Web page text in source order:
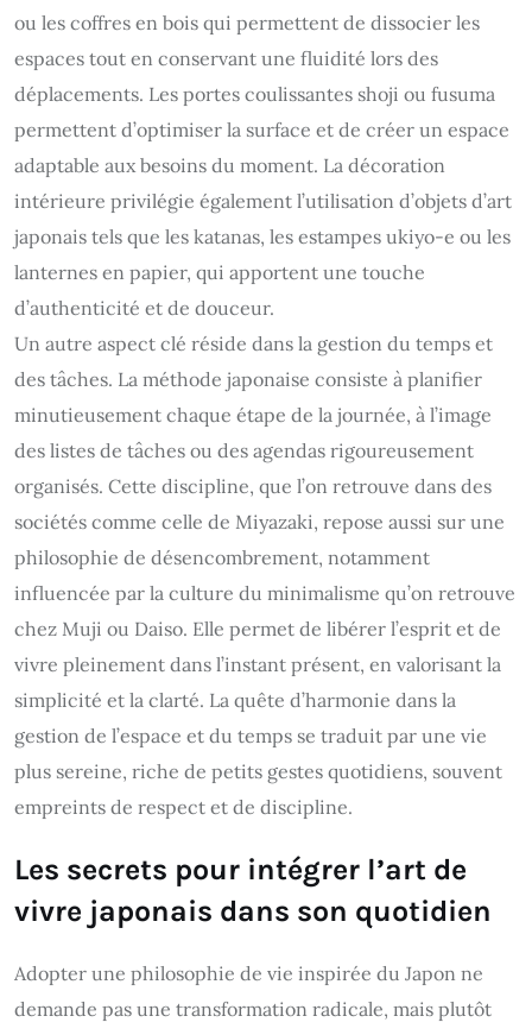
ou les coffres en bois qui permettent de dissocier les
espaces tout en conservant une fluidité lors des
déplacements. Les portes coulissantes shoji ou fusuma
permettent d’optimiser la surface et de créer un espace
adaptable aux besoins du moment. La décoration
intérieure privilégie également l’utilisation d’objets d’art
japonais tels que les katanas, les estampes ukiyo-e ou les
lanternes en papier, qui apportent une touche
d’authenticité et de douceur.
Un autre aspect clé réside dans la gestion du temps et
des tâches. La méthode japonaise consiste à planifier
minutieusement chaque étape de la journée, à l’image
des listes de tâches ou des agendas rigoureusement
organisés. Cette discipline, que l’on retrouve dans des
sociétés comme celle de Miyazaki, repose aussi sur une
philosophie de désencombrement, notamment
influencée par la culture du minimalisme qu’on retrouve
chez Muji ou Daiso. Elle permet de libérer l’esprit et de
vivre pleinement dans l’instant présent, en valorisant la
simplicité et la clarté. La quête d’harmonie dans la
gestion de l’espace et du temps se traduit par une vie
plus sereine, riche de petits gestes quotidiens, souvent
empreints de respect et de discipline.
Les secrets pour intégrer l’art de
vivre japonais dans son quotidien
Adopter une philosophie de vie inspirée du Japon ne
demande pas une transformation radicale, mais plutôt